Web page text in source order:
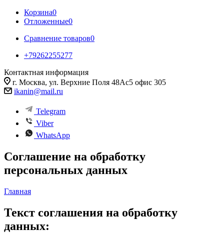
Корзина0
Отложенные0
Сравнение товаров0
+79262255277
Контактная информация
г. Москва, ул. Верхние Поля 48Ас5 офис 305
ikanin@mail.ru
Telegram
Viber
WhatsApp
Соглашение на обработку
персональных данных
Главная
Текст соглашения на обработку
данных: